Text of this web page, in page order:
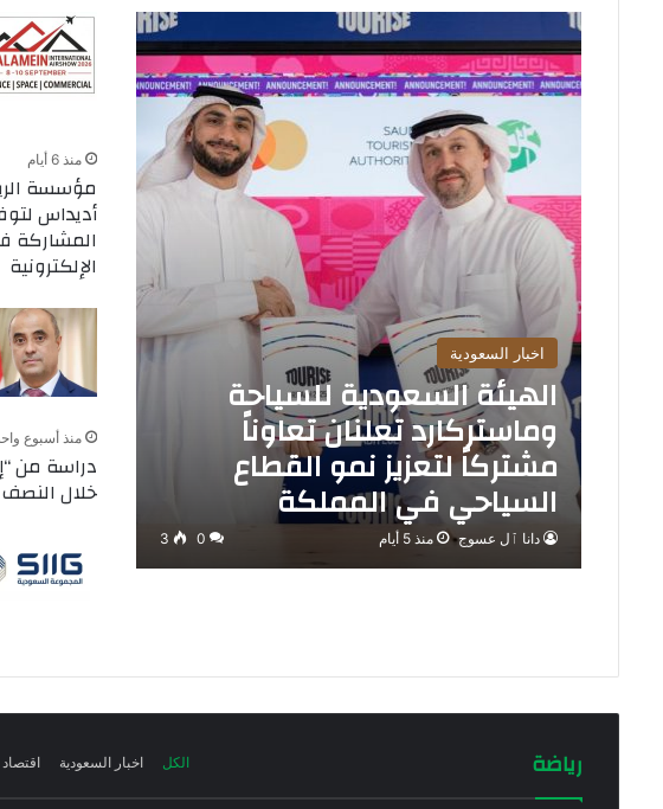
اخبار السعودية
الهيئة السعودية للسياحة
وماستركارد تعلنان تعاوناً
مشتركاً لتعزيز نمو القطاع
السياحي في المملكة
دانا ٱل عسوج منذ 5 أيام 0
3
منذ 6 أيام
مؤسسة
أديداس
المشاركة
الإلكترونية
منذ أسبوع
دراسة من
خلال النصف
رياضة الكل اخبار السعودية اقتصاد